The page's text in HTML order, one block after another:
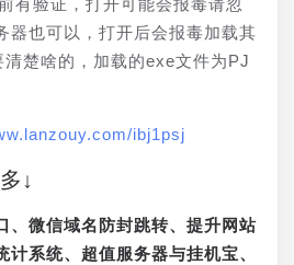
有验证，打开可能会报毒请忽
器也可以，打开后会报毒加载其
楚啥的，加载的exe文件为PJ
ibj1psj
↓
、微信域名防封跳转、提升网站
计系统、超值服务器与挂机宝、